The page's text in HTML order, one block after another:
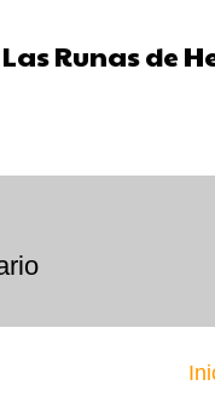
Runas de